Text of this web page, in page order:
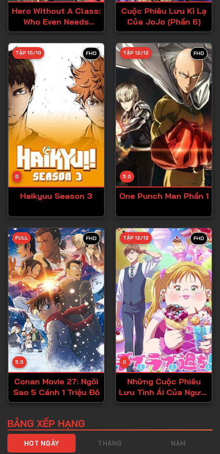
Tập 26
Tập 29
Tập 30
Tập 31
Tập 32
Tập 33
Tập 34
Tập 35
Tập 36
Tập 37
Tập 39
Tập 40
Tập 41
Tập 42
Tập 43
Tập 44
Tập 45
Tập 46
Tập 47
Tập 49
Hero Without A Class:
Who Even Needs
Skills?!
Cuộc Phiêu Lưu Kì Lạ
Của JoJo (Phần 6)
FHD
0
TẬP 10/10
Haikyuu Season 3
FHD
5.0
TẬP 12/12
One Punch Man Phần 1
FHD
5.0
FULL
Conan Movie 27: Ngôi
Sao 5 Cánh 1 Triệu Đô
FHD
0
TẬP 12/12
Những Cuộc Phiêu
Lưu Tình Ái Của Người
Ngoại Cỡ!
BẢNG XẾP HẠNG
HOT NGÀY THÁNG NĂM